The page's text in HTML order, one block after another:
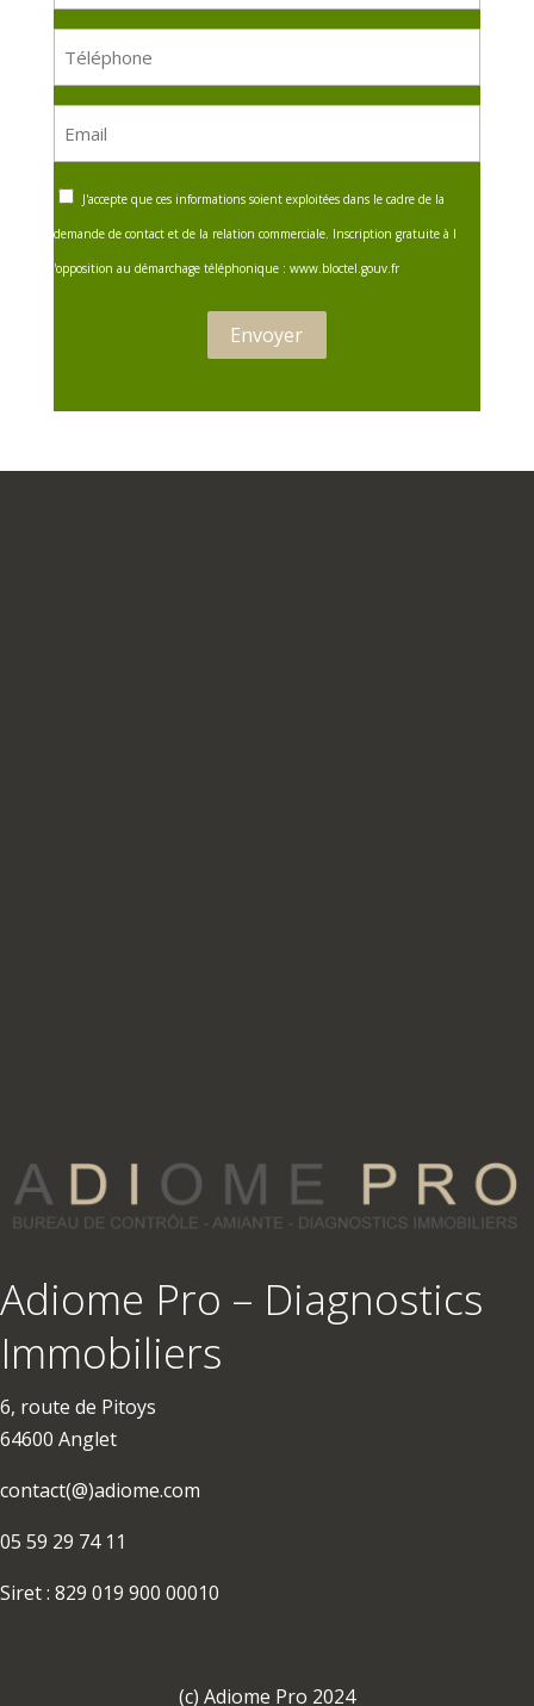
construction
(Nécessaire)
RGPDJ'accepte que ces informations soient exploitées dans le cadre de la
demande de contact et de la relation commerciale. Inscription gratuite à l
'opposition au démarchage téléphonique : www.bloctel.gouv.fr
Adiome Pro – Diagnostics
Immobiliers
6, route de Pitoys
64600 Anglet
contact(@)adiome.com
05 59 29 74 11
Siret : 829 019 900 00010
(c) Adiome Pro 2024